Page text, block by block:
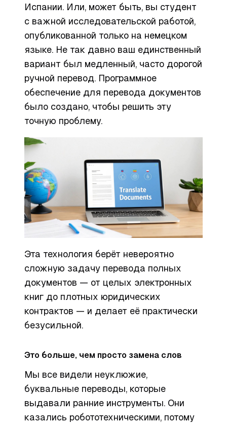
Испании. Или, может быть, вы студент
с важной исследовательской работой,
опубликованной только на немецком
языке. Не так давно ваш единственный
вариант был медленный, часто дорогой
ручной перевод. Программное
обеспечение для перевода документов
было создано, чтобы решить эту
точную проблему.
Эта технология берёт невероятно
сложную задачу перевода полных
документов — от целых электронных
книг до плотных юридических
контрактов — и делает её практически
безусильной.
Это больше, чем просто замена слов
Мы все видели неуклюжие,
буквальные переводы, которые
выдавали ранние инструменты. Они
казались робототехническими, потому